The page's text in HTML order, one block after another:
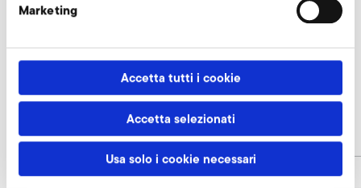
Marketing
Accetta tutti i cookie
Accetta selezionati
Usa solo i cookie necessari
Nur gültig für folgende Varianten:
SD 2n M 50 Hz
B
H
111
171